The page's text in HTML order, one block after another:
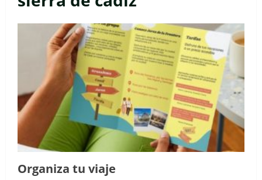
Organiza tu viaje